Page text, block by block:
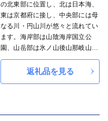
の北東部に位置し、北は日本海、
東は京都府に接し、中央部には母
なる川・円山川が悠々と流れてい
ます。海岸部は山陰海岸国立公
園、山岳部は氷ノ山後山那岐山国
定公園に指定され、多彩な四季を
織りなす自然環境に恵まれていま
す。2005年9月には、国指定の特
す世界的にも例がない壮大な取組
返礼品を見る